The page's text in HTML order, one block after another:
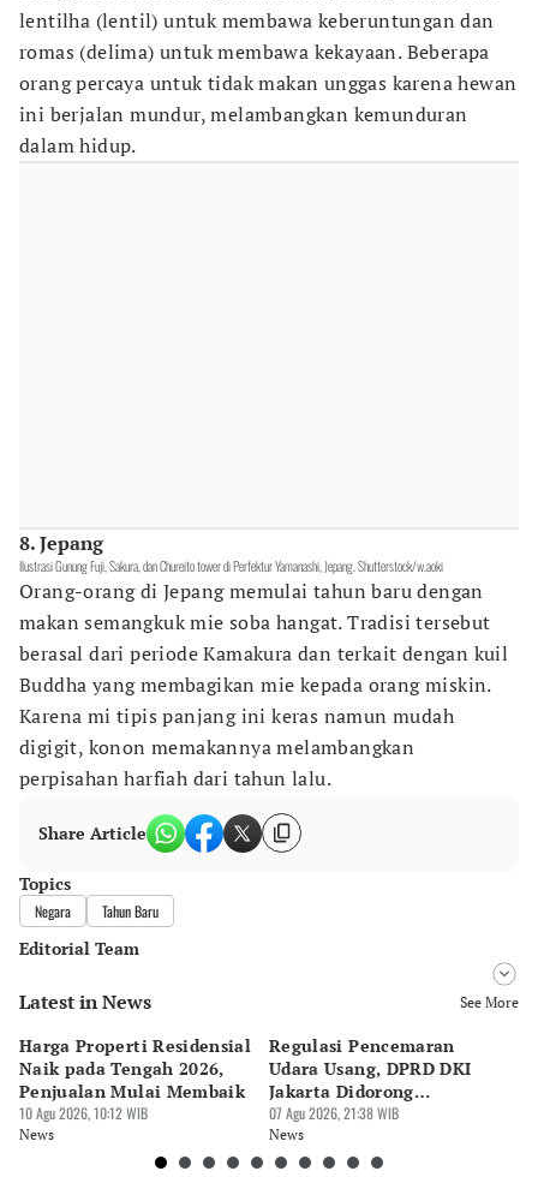
lentilha (lentil) untuk membawa keberuntungan dan
romas (delima) untuk membawa kekayaan. Beberapa
orang percaya untuk tidak makan unggas karena hewan
ini berjalan mundur, melambangkan kemunduran
dalam hidup.
8. Jepang
Ilustrasi Gunung Fuji, Sakura, dan Chureito tower di Perfektur Yamanashi, Jepang. Shutterstock/w.aoki
Orang-orang di Jepang memulai tahun baru dengan
makan semangkuk mie soba hangat. Tradisi tersebut
berasal dari periode Kamakura dan terkait dengan kuil
Buddha yang membagikan mie kepada orang miskin.
Karena mi tipis panjang ini keras namun mudah
digigit, konon memakannya melambangkan
perpisahan harfiah dari tahun lalu.
Share Article
Topics
Negara Tahun Baru
Editorial Team
Editor
Editor
Ekarina .
Latest in News See More
Harga Properti Residensial
Naik pada Tengah 2026,
Penjualan Mulai Membaik
10 Agu 2026, 10:12 WIB
News
Regulasi Pencemaran
Udara Usang, DPRD DKI
Jakarta Didorong
Prioritaskan Revisi Perda
07 Agu 2026, 21:38 WIB
News